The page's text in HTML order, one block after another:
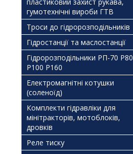
гумотехнічні вироби ГТВ
Троси до гідророзподільників
Гідростанції та маслостанції
Гідророзподільники РП-70 Р80
Р100 Р160
Електромагнітні котушки
(соленоїд)
Комплекти гідравліки для
мінітракторів, мотоблоків,
дровків
Реле тиску